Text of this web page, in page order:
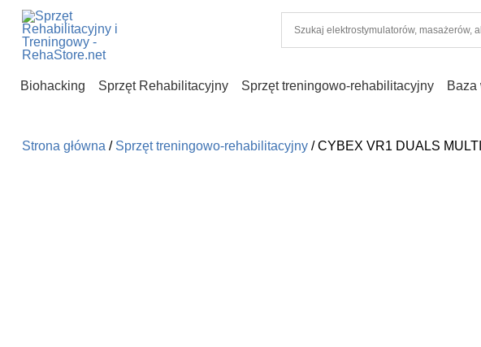
Biohacking Sprzęt Rehabilitacyjny Sprzęt treningowo-rehabilitacyjny Baza
Strona główna / Sprzęt treningowo-rehabilitacyjny / CYBEX VR1 DUALS